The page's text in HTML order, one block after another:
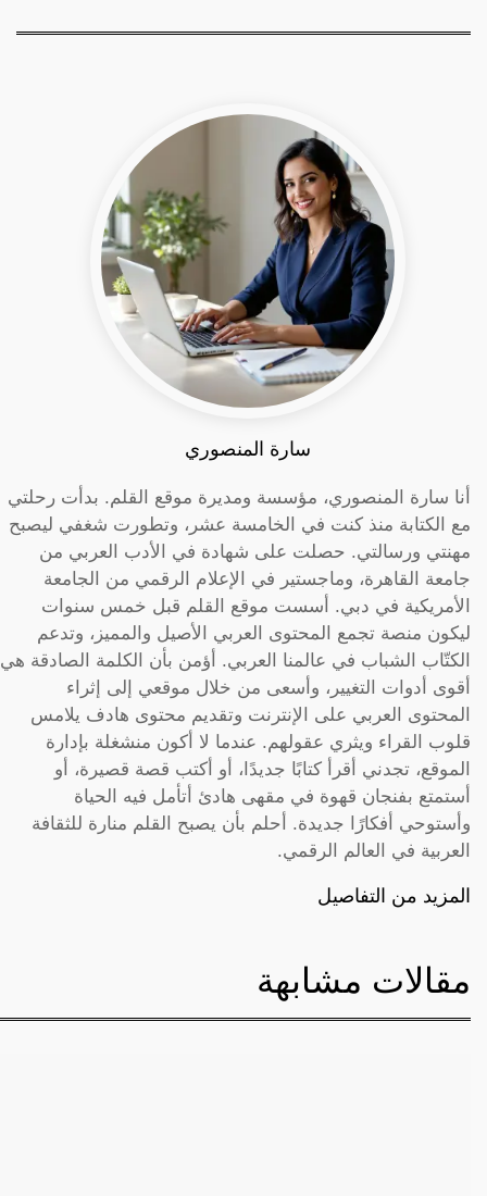
سارة المنصوري
أنا سارة المنصوري، مؤسسة ومديرة موقع القلم. بدأت رحلتي
مع الكتابة منذ كنت في الخامسة عشر، وتطورت شغفي ليصبح
مهنتي ورسالتي. حصلت على شهادة في الأدب العربي من
جامعة القاهرة، وماجستير في الإعلام الرقمي من الجامعة
الأمريكية في دبي. أسست موقع القلم قبل خمس سنوات
ليكون منصة تجمع المحتوى العربي الأصيل والمميز، وتدعم
الكتّاب الشباب في عالمنا العربي. أؤمن بأن الكلمة الصادقة هي
أقوى أدوات التغيير، وأسعى من خلال موقعي إلى إثراء
المحتوى العربي على الإنترنت وتقديم محتوى هادف يلامس
قلوب القراء ويثري عقولهم. عندما لا أكون منشغلة بإدارة
الموقع، تجدني أقرأ كتابًا جديدًا، أو أكتب قصة قصيرة، أو
أستمتع بفنجان قهوة في مقهى هادئ أتأمل فيه الحياة
وأستوحي أفكارًا جديدة. أحلم بأن يصبح القلم منارة للثقافة
العربية في العالم الرقمي.
المزيد من التفاصيل
مقالات مشابهة